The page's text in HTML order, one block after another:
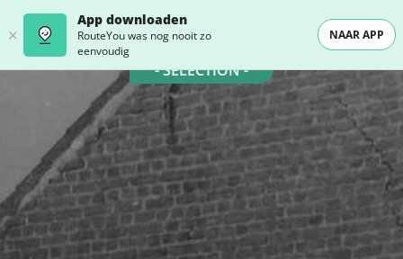
App downloaden
RouteYou was nog nooit zo
eenvoudig
NAAR APP
- SELECTION -